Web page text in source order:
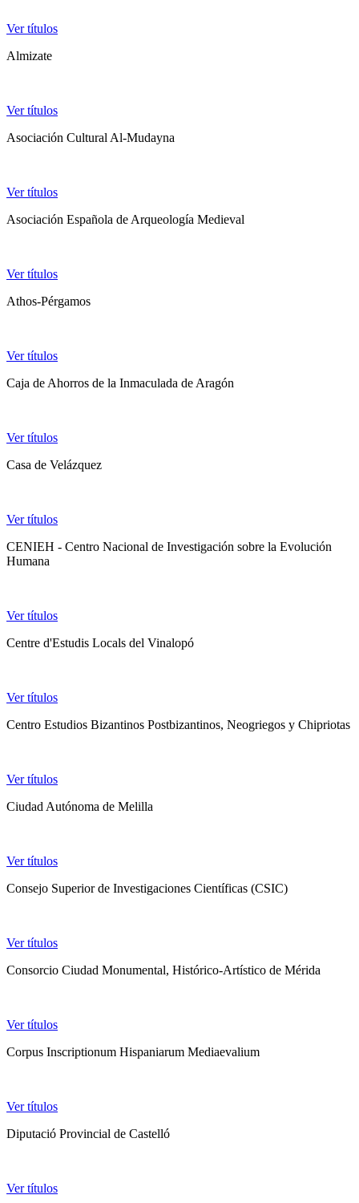
Ver títulos
Almizate
Ver títulos
Asociación Cultural Al-Mudayna
Ver títulos
Asociación Española de Arqueología Medieval
Ver títulos
Athos-Pérgamos
Ver títulos
Caja de Ahorros de la Inmaculada de Aragón
Ver títulos
Casa de Velázquez
Ver títulos
CENIEH - Centro Nacional de Investigación sobre la Evolución
Humana
Ver títulos
Centre d'Estudis Locals del Vinalopó
Ver títulos
Centro Estudios Bizantinos Postbizantinos, Neogriegos y Chipriotas
Ver títulos
Ciudad Autónoma de Melilla
Ver títulos
Consejo Superior de Investigaciones Científicas (CSIC)
Ver títulos
Consorcio Ciudad Monumental, Histórico-Artístico de Mérida
Ver títulos
Corpus Inscriptionum Hispaniarum Mediaevalium
Ver títulos
Diputació Provincial de Castelló
Ver títulos